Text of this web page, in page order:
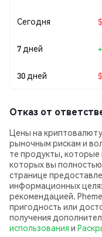
Сегодня
7 дней +
30 дней
Отказ от
Цены на
рыночным рискам и
те продукты, которые
которых вы
странице
информационных
рекомендацией.
пригодность или
получения
использования и